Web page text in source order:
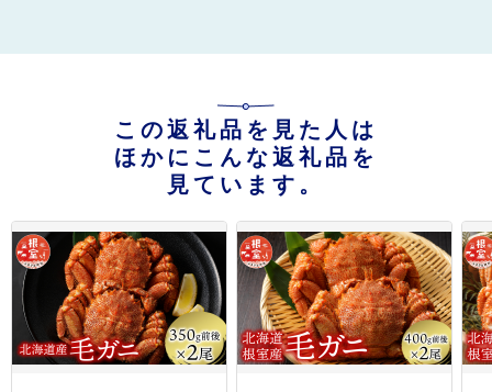
この返礼品を見た人は
ほかにこんな返礼品を
見ています。